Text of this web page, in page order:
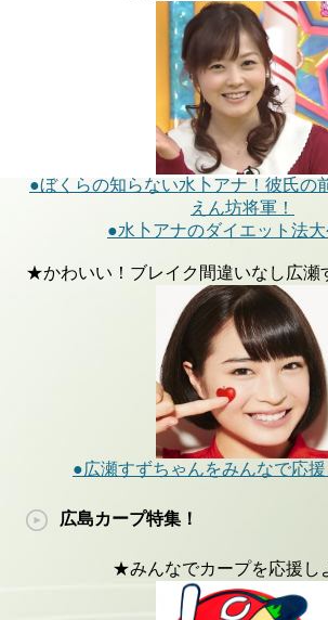
●ぼくらの知らない水卜アナ！彼氏の
えん坊将軍！
●水卜アナのダイエット法大
★かわいい！ブレイク間違いなし広瀬
●広瀬すずちゃんをみんなで応援
広島カープ特集！
★みんなでカープを応援し